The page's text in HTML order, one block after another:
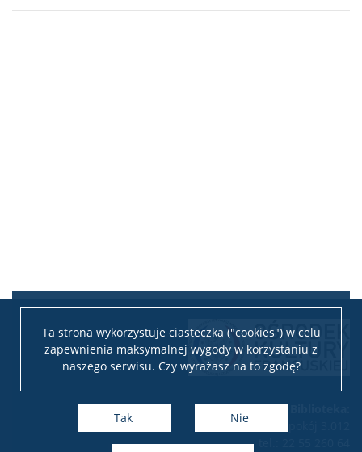
Ta strona wykorzystuje ciasteczka ("cookies") w celu
zapewnienia maksymalnej wygody w korzystaniu z
naszego serwisu. Czy wyrażasz na to zgodę?
Tak Nie